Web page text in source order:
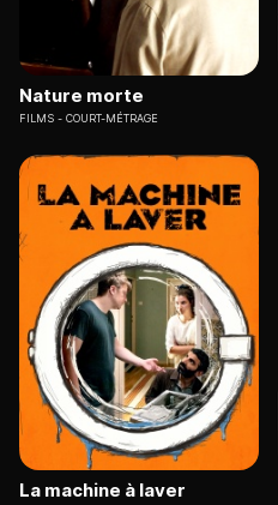
Nature morte
FILMS COURT-MÉTRAGE
La machine à laver